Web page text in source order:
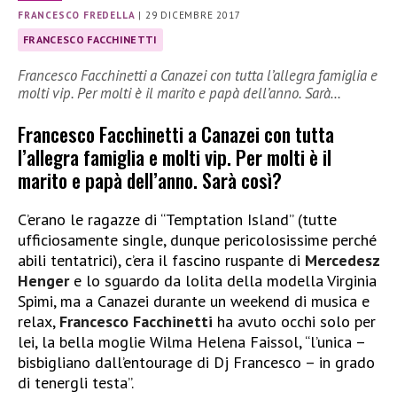
FRANCESCO FREDELLA | 29 DICEMBRE 2017
FRANCESCO FACCHINETTI
Francesco Facchinetti a Canazei con tutta l’allegra famiglia e
molti vip. Per molti è il marito e papà dell’anno. Sarà…
Francesco Facchinetti a Canazei con tutta
l’allegra famiglia e molti vip. Per molti è il
marito e papà dell’anno. Sarà così?
C’erano le ragazze di “Temptation Island” (tutte
ufficiosamente single, dunque pericolosissime perché
abili tentatrici), c’era il fascino ruspante di Mercedesz
Hengere lo sguardo da lolita della modella Virginia
Spimi, ma a Canazei durante un weekend di musica e
relax, Francesco Facchinetti ha avuto occhi solo per
lei, la bella moglie Wilma Helena Faissol, “l’unica –
bisbigliano dall’entourage di Dj Francesco – in grado
di tenergli testa”.